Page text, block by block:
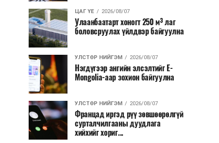
ЦАГ ҮЕ 2026/08/07
Улаанбаатарт хоногт 250 м³ лаг
боловсруулах үйлдвэр байгуулна
УЛСТӨР НИЙГЭМ 2026/08/07
Нэгдүгээр ангийн элсэлтийг E-
Mongolia-аар зохион байгуулна
УЛСТӨР НИЙГЭМ 2026/08/07
Францад иргэд рүү зөвшөөрөлгүй
сурталчилгааны дуудлага
хийхийг хориг...